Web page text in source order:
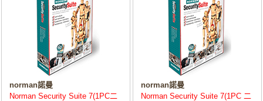
norman諾曼
Norman Security Suite 7(1PC二
norman諾曼
Norman Security Suite 7(1PC 二